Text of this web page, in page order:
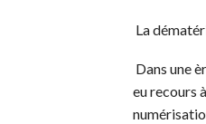
La
Dans une
eu recours